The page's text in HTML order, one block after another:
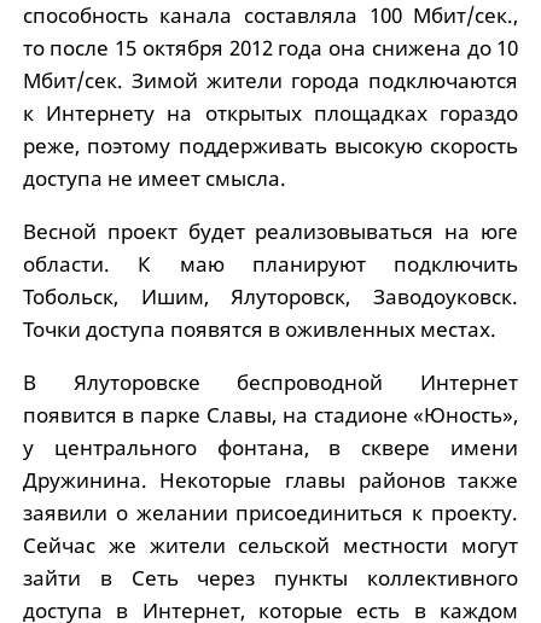
способность канала составляла 100 Мбит/сек.,
то после 15 октября 2012 года она снижена до 10
Мбит/сек. Зимой жители города подключаются
к Интернету на открытых площадках гораздо
реже, поэтому поддерживать высокую скорость
доступа не имеет смысла.
Весной проект будет реализовываться на юге
области. К маю планируют подключить
Тобольск, Ишим, Ялуторовск, Заводоуковск.
Точки доступа появятся в оживленных местах.
В Ялуторовске беспроводной Интернет
появится в парке Славы, на стадионе «Юность»,
у центрального фонтана, в сквере имени
Дружинина. Некоторые главы районов также
заявили о желании присоединиться к проекту.
Сейчас же жители сельской местности могут
зайти в Сеть через пункты коллективного
доступа в Интернет, которые есть в каждом